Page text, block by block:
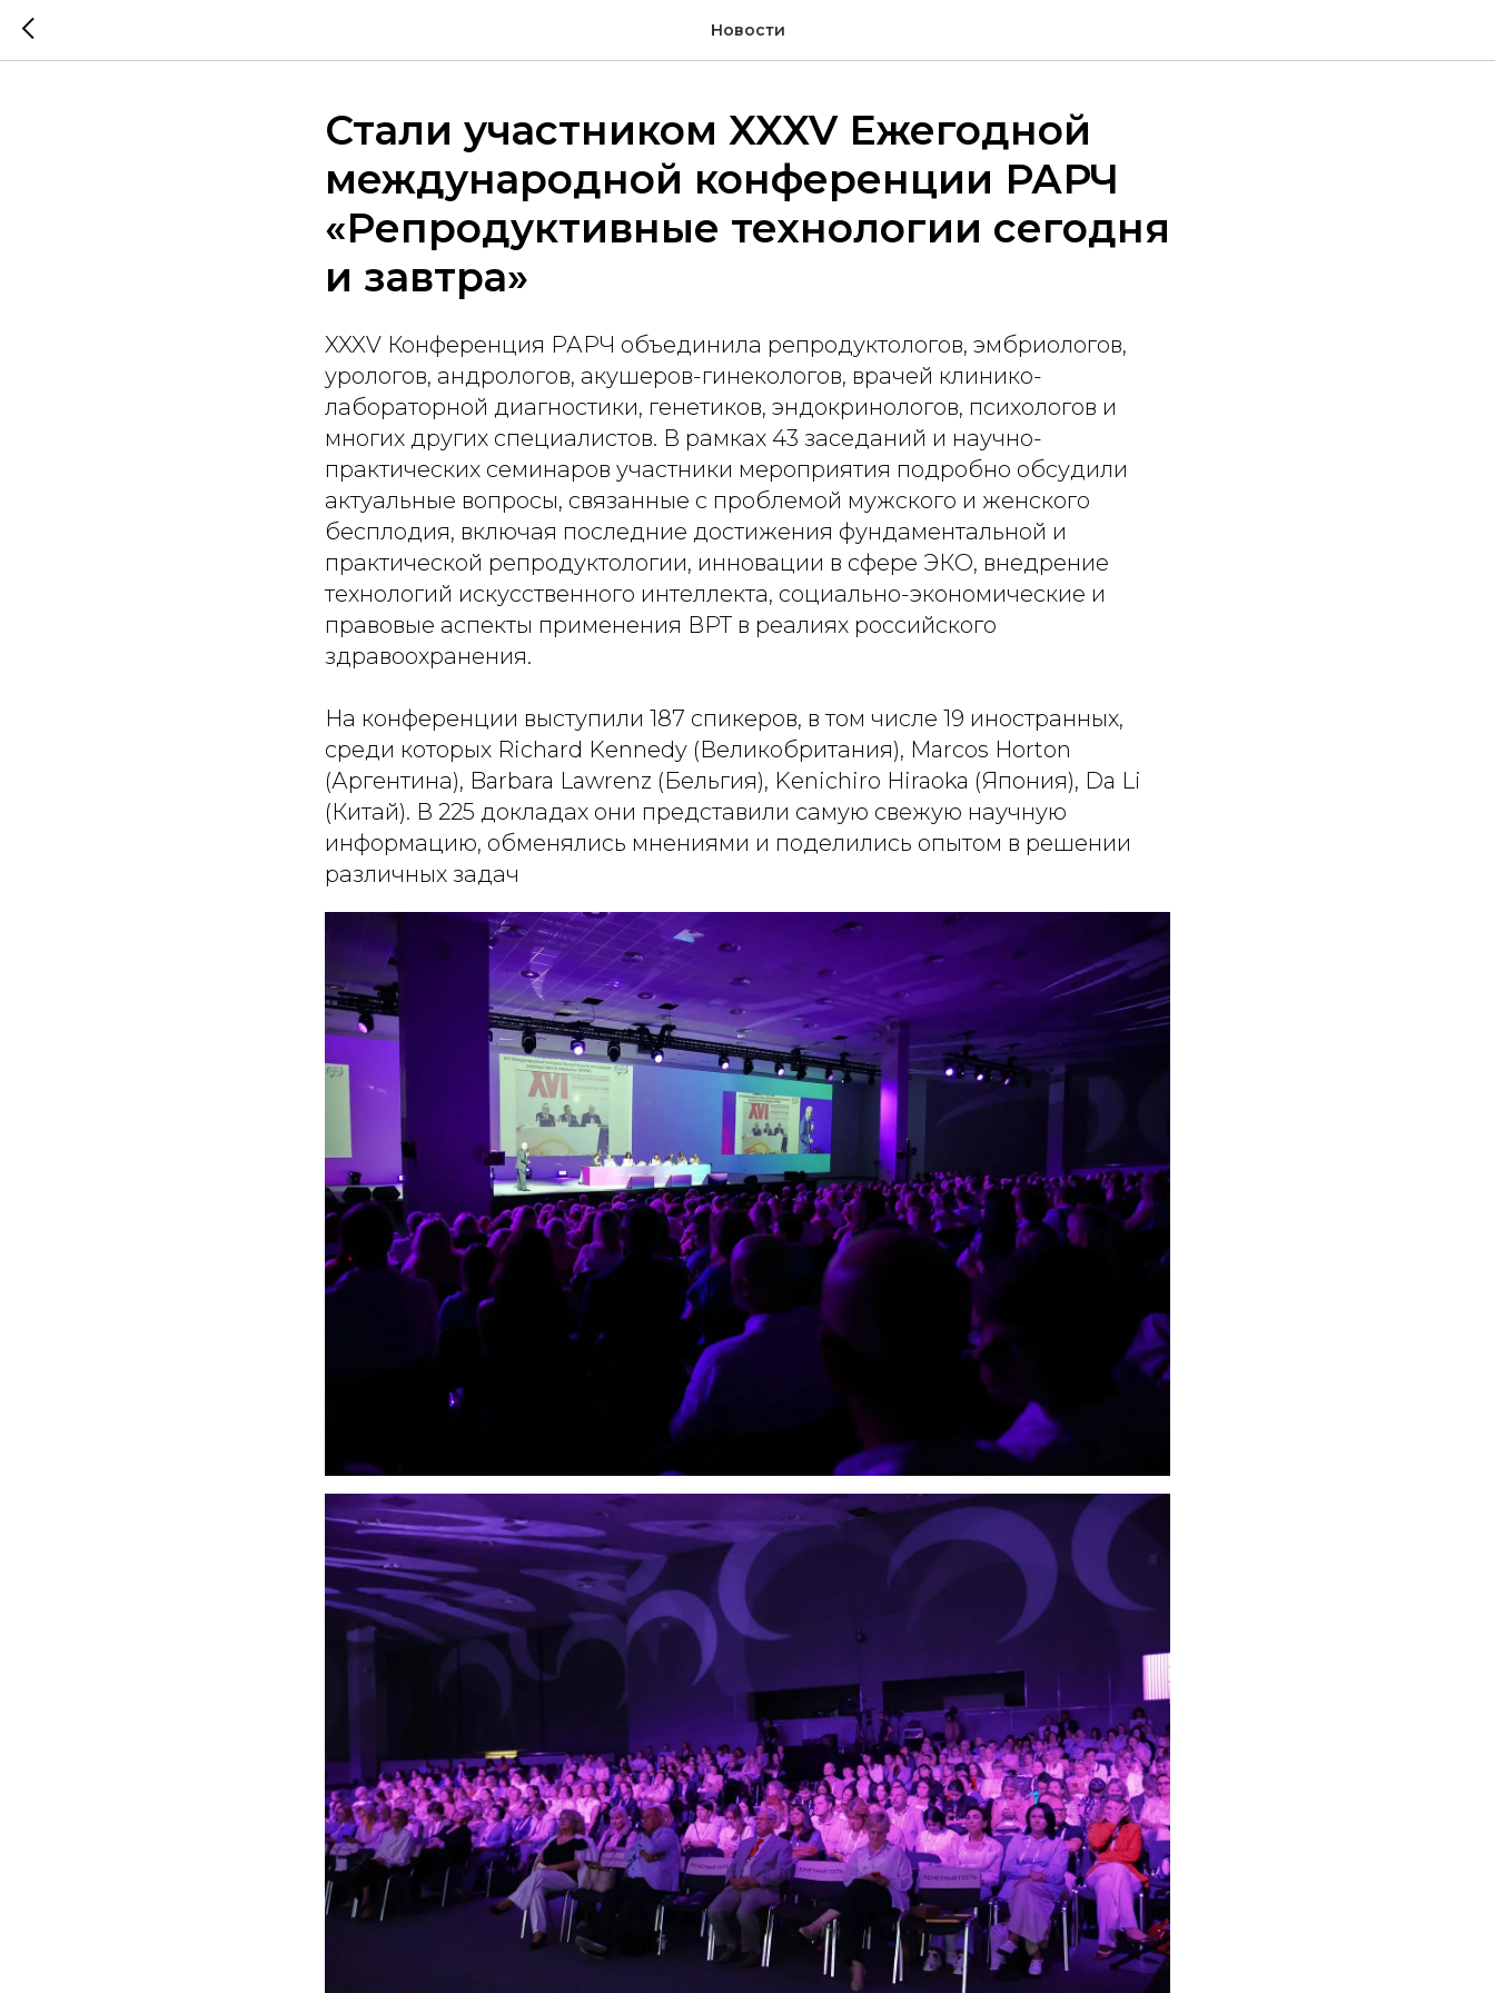
Новости
Стали участником XXXV Ежегодной
международной конференции РАРЧ
«Репродуктивные технологии сегодня
и завтра»
XXXV Конференция РАРЧ объединила репродуктологов, эмбриологов,
урологов, андрологов, акушеров-гинекологов, врачей клинико-
лабораторной диагностики, генетиков, эндокринологов, психологов и
многих других специалистов. В рамках 43 заседаний и научно-
практических семинаров участники мероприятия подробно обсудили
актуальные вопросы, связанные с проблемой мужского и женского
бесплодия, включая последние достижения фундаментальной и
практической репродуктологии, инновации в сфере ЭКО, внедрение
технологий искусственного интеллекта, социально-экономические и
правовые аспекты применения ВРТ в реалиях российского
здравоохранения.
На конференции выступили 187 спикеров, в том числе 19 иностранных,
среди которых Richard Kennedy (Великобритания), Marcos Horton
(Аргентина), Barbara Lawrenz (Бельгия), Kenichiro Hiraoka (Япония), Da Li
(Китай). В 225 докладах они представили самую свежую научную
информацию, обменялись мнениями и поделились опытом в решении
различных задач